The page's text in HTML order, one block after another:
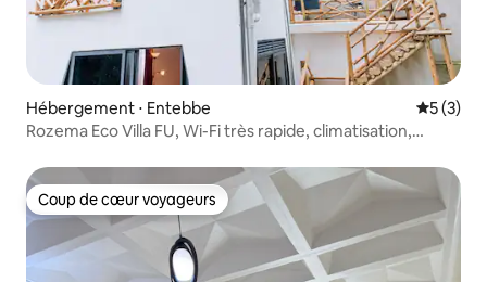
Hébergement ⋅ Entebbe
5 (3)
Rozema Eco Villa FU, Wi-Fi très rapide, climatisation,
Coup de cœur voyageurs
Coup de cœur voyageurs